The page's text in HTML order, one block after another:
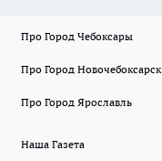
Про Город Чебоксары
Про Город Новочебоксарск
Про Город Ярославль
Наша Газета